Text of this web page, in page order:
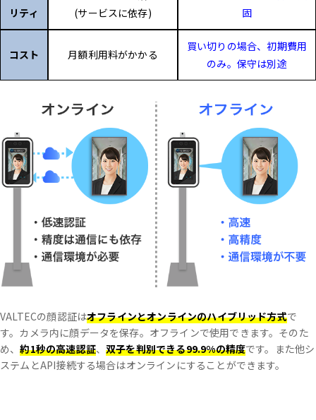
リティ
(サービスに依存)
固
コスト 月額利用料がかかる
買い切りの場合、初期費用
のみ。保守は別途
VALTECの顔認証はオフラインとオンラインのハイブリッド方式で
す。 カメラ内に顔データを保存。オフラインで使用できます。 そのた
め、約1秒の高速認証、双子を判別できる99.9%の精度です。 また他シ
ステムとAPI接続する場合はオンラインにすることができます。